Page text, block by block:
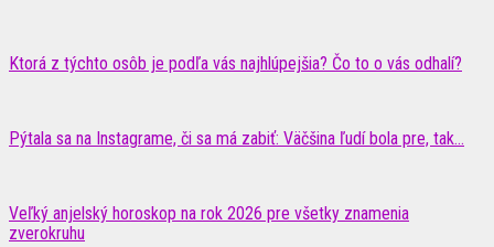
Ktorá z týchto osôb je podľa vás najhlúpejšia? Čo to o vás odhalí?
Pýtala sa na Instagrame, či sa má zabiť: Väčšina ľudí bola pre, tak...
Veľký anjelský horoskop na rok 2026 pre všetky znamenia
zverokruhu